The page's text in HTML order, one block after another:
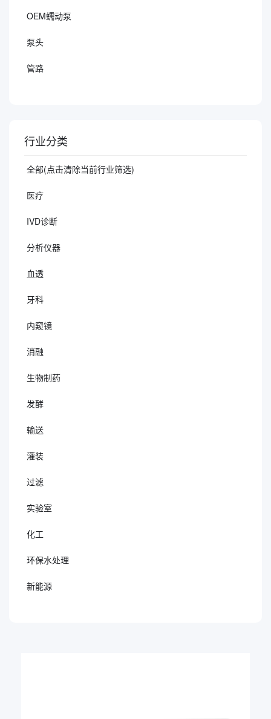
OEM蠕动泵
泵头
管路
行业分类
全部(点击清除当前行业筛选)
医疗
IVD诊断
分析仪器
血透
牙科
内窥镜
消融
生物制药
发酵
输送
灌装
过滤
实验室
化工
环保水处理
新能源